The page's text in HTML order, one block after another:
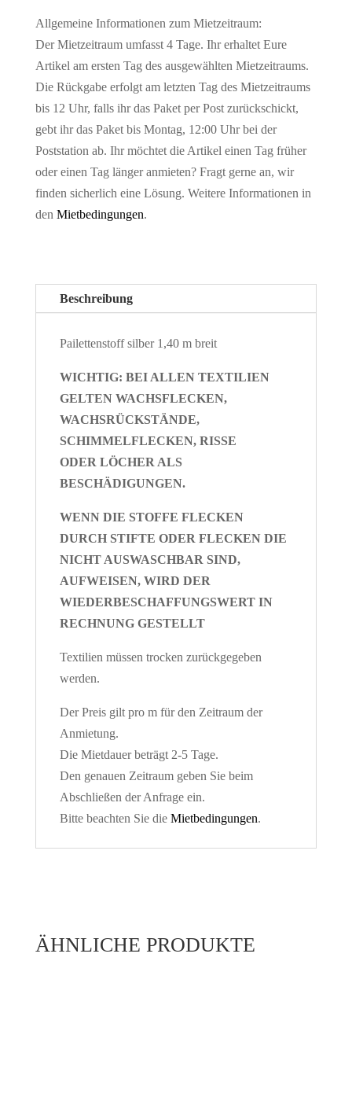
Allgemeine Informationen zum Mietzeitraum:
Der Mietzeitraum umfasst 4 Tage. Ihr erhaltet Eure
Artikel am ersten Tag des ausgewählten Mietzeitraums.
Die Rückgabe erfolgt am letzten Tag des Mietzeitraums
bis 12 Uhr, falls ihr das Paket per Post zurückschickt,
gebt ihr das Paket bis Montag, 12:00 Uhr bei der
Poststation ab. Ihr möchtet die Artikel einen Tag früher
oder einen Tag länger anmieten? Fragt gerne an, wir
finden sicherlich eine Lösung. Weitere Informationen in
den Mietbedingungen.
Beschreibung
Pailettenstoff silber 1,40 m breit
WICHTIG: BEI ALLEN TEXTILIEN
GELTEN WACHSFLECKEN,
WACHSRÜCKSTÄNDE,
SCHIMMELFLECKEN, RISSE
ODER LÖCHER ALS
BESCHÄDIGUNGEN.
WENN DIE STOFFE FLECKEN
DURCH STIFTE ODER FLECKEN DIE
NICHT AUSWASCHBAR SIND,
AUFWEISEN, WIRD DER
WIEDERBESCHAFFUNGSWERT IN
RECHNUNG GESTELLT
Textilien müssen trocken zurückgegeben
werden.
Der Preis gilt pro m für den Zeitraum der
Anmietung.
Die Mietdauer beträgt 2-5 Tage.
Den genauen Zeitraum geben Sie beim
Abschließen der Anfrage ein.
Bitte beachten Sie die Mietbedingungen.
ÄHNLICHE PRODUKTE